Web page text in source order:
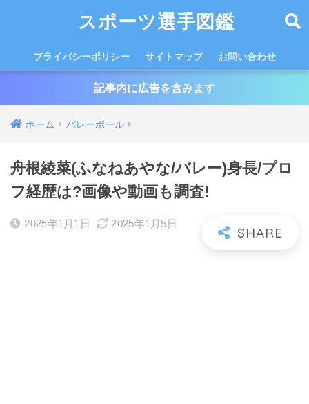
スポーツ選手図鑑
プライバシーポリシー サイトマップ お問い合わせ
記事内に広告を含みます
ホーム バレーボール
舟根綾菜(ふなねあやな/バレー)身長/プロ
フ経歴は?画像や動画も調査!
2025年1月1日 2025年1月5日